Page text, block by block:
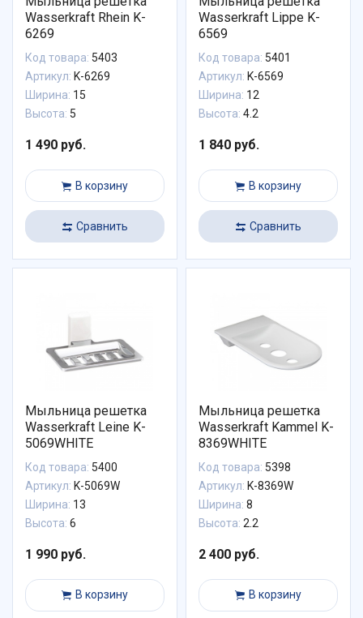
Wasserkraft Rhein K-
6269
Код товара: 5403
Артикул: K-6269
Ширина: 15
Высота: 5
1 490 руб.
В корзину
Сравнить
Wasserkraft Lippe K-
6569
Код товара: 5401
Артикул: K-6569
Ширина: 12
Высота: 4.2
1 840 руб.
В корзину
Сравнить
Мыльница решетка
Wasserkraft Leine K-
5069WHITE
Код товара: 5400
Артикул: K-5069W
Ширина: 13
Высота: 6
1 990 руб.
В корзину
Мыльница решетка
Wasserkraft Kammel K-
8369WHITE
Код товара: 5398
Артикул: K-8369W
Ширина: 8
Высота: 2.2
2 400 руб.
В корзину